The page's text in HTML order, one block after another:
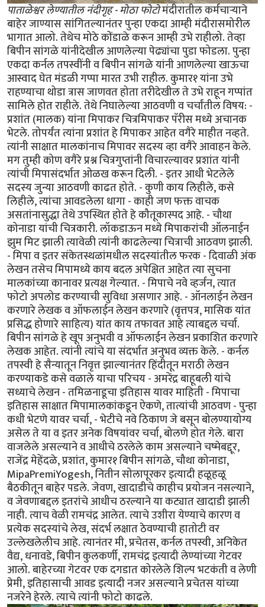
पाताळेश्वर लेण्यातील नंदीगृह - मोठा फोटोमंदीरातील कर्मचार्‍याने
बाहेर जाण्यास सांगितल्यानंतर पुन्हा एकदा आम्ही मंदीरासमोरील
भागात आलो. तेथेच मोठे कोंडाळे करून आम्ही उभे राहीलो. तेव्हा
बिपीन सांगळे यांनीदेखील आणलेल्या पेढ्यांचा पुडा फोडला. पुन्हा
एकदा कर्नल तपस्वींनी व बिपीन सांगळे यांनी आणलेल्या खाऊचा
आस्वाद घेत मंडळी गप्पा मारत उभी राहील. कुमार१ यांना उभे
राहण्याचा थोडा त्रास जाणवत होता तरीदेखील ते उभे राहून गप्पांत
सामिले होत राहीले. तेथे निघालेल्या आठवणी व चर्चांतील विषय: -
प्रशांत (मालक) यांना मिपाकर चित्रमिपाकर पॅरीस मध्ये अचानक
भेटले. तोपर्यंत त्यांना प्रशांत हे मिपाकर आहेत वगैरे माहीत नव्हते.
त्यांनी साक्षात मालकांनाच मिपावर सदस्य व्हा वगैरे आवाहन केले.
मग तुम्ही कोण वगैरे प्रश्न चित्रगुप्तांनी विचारल्यावर प्रशांत यांनी
त्यांची मिपासंदर्भात ओळख करून दिली. - इतर आधी भेटलेले
सदस्य जुन्या आठवणी काढत होते. - कुणी काय लिहीले, कसे
लिहीले, त्यांचा आवडलेला धागा - काही जण फक्त वाचक
असतांनासुद्धा तेथे उपस्थित होते हे कौतूकास्पद आहे. - चौथा
कोनाडा यांची चित्रकारी. लॉकडाऊन मध्ये मिपाकरांची ऑलनाईन
झुम मिट झाली त्यावेळी त्यांनी काढलेल्या चित्राची आठवण झाली.
- मिपा व इतर संकेतस्थळांमधील सदस्यांतील फरक - दिवाळी अंक
लेखन तसेच मिपामध्ये काय बदल अपेक्षित आहेत त्या सुचना
मालकांच्या कानावर प्रत्यक्ष गेल्यात. - मिपाचे नवे व्हर्जन, त्यात
फोटो अपलोड करण्याची सुविधा असणार आहे. - ऑनलाईन लेखन
करणारे लेखक व ऑफलाईन लेखन करणारे (वृत्तपत्र, मासिक यांत
प्रसिद्ध होणारे साहित्य) यांत काय तफावत आहे त्याबद्दल चर्चा.
बिपीन सांगळे हे खूप अनुभवी व ऑफलाईन लेखन प्रकाशित करणारे
लेखक आहेत. त्यांनी त्यांचे या संदर्भात अनुभव व्यक्त केले. - कर्नल
तपस्वी हे सैन्यातून निवृत्त झाल्यानंतर हिंदीतून मराठी लेखन
करण्याकडे कसे वळाले याचा परिचय - अमरेंद्र बाहूबली यांचे
सध्याचे लेखन - तमिळनाडूचा इतिहास यावर माहिती - मिपाचा
इतिहास साक्षात मिपामालकांकडून ऐकणे, तात्यांची आठवण - पुन्हा
कधी भेटणे यावर चर्चा, - भेटीचे नवे ठिकाण जे बसून बोलण्यायोग्य
असेल ते या व इतर अनेक विषयांवर चर्चा, बोलणे होत गेले. बारा
वाजलेले असल्याने व आधीचे ठरलेले काम असल्याने चष्मेबद्दूर,
राजेंद्र मेहेंदळे, प्रशांत, कुमार१ बिपीन सांगळे, चौथा कोनाडा,
MipaPremiYogesh, नितीन सोलापूरकर इत्यादी हळूहळू
बैठकीतून बाहेर पडले. जेवण, खादाडीचे काहीच प्रयोजन नसल्याने,
व जेवणाबद्दल इतरांचे आधीच ठरल्याने या कट्यात खादाडी झाली
नाही. त्याच वेळी रामचंद्र आलेत. त्याचे उशीरा येण्याचे कारण व
प्रत्येक सदस्यांचे लेख, संदर्भ लक्षात ठेवण्याची हातोटी वर
उल्लेखलेलीच आहे. त्यानंतर मी, प्रचेतस, कर्नल तपस्वी, अनिकेत
वैद्य, धनावडे, बिपीन कुलकर्णी, रामचंद्र इत्यादी लेण्यांच्या गेटवर
आलो. बाहेरच्या गेटवर एक दगडात कोरलेले शिल्प भटकंती व लेणी
प्रेमी, इतिहासाची आवड इत्यादी नजर असल्याने प्रचेतस यांच्या
नजरेने हेरले. त्याचे त्यांनी फोटो काढले.